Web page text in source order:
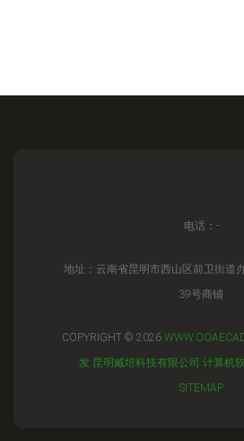
电话：-
地址：云南省昆明市西山区前卫街道
39号商铺
COPYRIGHT © 2026
发 昆明臧培科技有限公司 计算机
SITEMAP